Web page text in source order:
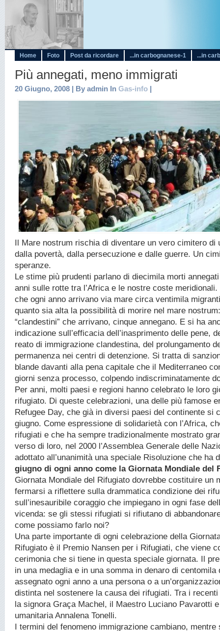
Home Foto Post da ricordare ...in carbognanese-1 ...in
Più annegati, meno immigrati
20 Giugno, 2008 | By admin In Gas-info |
Il Mare nostrum rischia di diventare un vero cimitero di
dalla povertà, dalla persecuzione e dalle guerre. Un
speranze.
Le stime più prudenti parlano di diecimila morti
anni sulle rotte tra l’Africa e le nostre coste
che ogni anno arrivano via mare circa ventimila
quanto sia alta la possibilità di morire nel mare
“clandestini” che arrivano, cinque annegano. E si ha
indicazione sull’efficacia dell’inasprimento delle pene,
reato di immigrazione clandestina, del prolungamento
permanenza nei centri di detenzione. Si tratta di
blande davanti alla pena capitale che il Mediterraneo
giorni senza processo, colpendo indiscriminatamente
Per anni, molti paesi e regioni hanno celebrato le loro
rifugiato. Di queste celebrazioni, una delle più famose
Refugee Day, che già in diversi paesi del continente si
giugno. Come espressione di solidarietà con l’Africa,
rifugiati e che ha sempre tradizionalmente mostrato
verso di loro, nel 2000 l’Assemblea Generale delle
adottato all’unanimità una speciale Risoluzione che ha
giugno di ogni anno come la Giornata Mondiale del
Giornata Mondiale del Rifugiato dovrebbe costituire un
fermarsi a riflettere sulla drammatica condizione dei
sull’inesauribile coraggio che impiegano in ogni fase
vicenda: se gli stessi rifugiati si rifiutano di
come possiamo farlo noi?
Una parte importante di ogni celebrazione della
Rifugiato è il Premio Nansen per i Rifugiati, che viene
cerimonia che si tiene in questa speciale giornata. Il
in una medaglia e in una somma in denaro di centomila
assegnato ogni anno a una persona o a
distinta nel sostenere la causa dei rifugiati. Tra i
la signora Graça Machel, il Maestro Luciano Pavarotti e
umanitaria Annalena Tonelli.
I termini del fenomeno immigrazione cambiano, mentre